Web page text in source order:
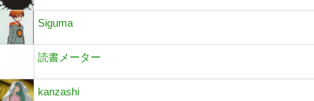
Siguma
読書メーター
kanzashi